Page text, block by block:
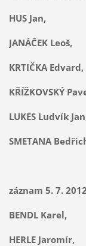
HUS Jan,
JANÁČEK Leoš,
KRTIČKA Edvard,
KŘÍŽKOVSKÝ
LUKES Ludvík
SMETANA
záznam 5. 7.
BENDL Karel,
HERLE Jaromír,